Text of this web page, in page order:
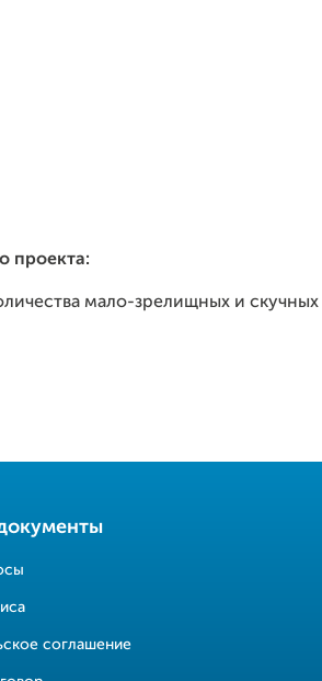
проекта:
мало-зрелищных и скучных
соглашение